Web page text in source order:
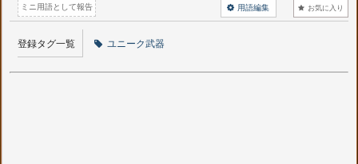
ミニ用語として報告 お気に入り
用語編集
登録タグ一覧 ユニーク武器